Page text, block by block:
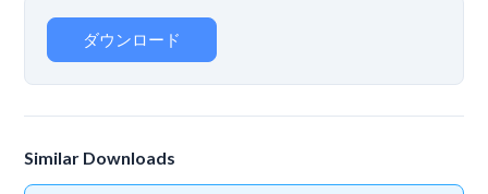
ダウンロード
Similar Downloads